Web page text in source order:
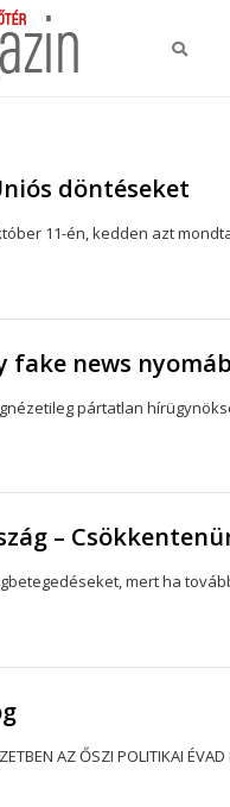
döntéseket
11-én, kedden azt
fake news
pártatlan
–
mert ha
AZ ŐSZI POLITIKAI